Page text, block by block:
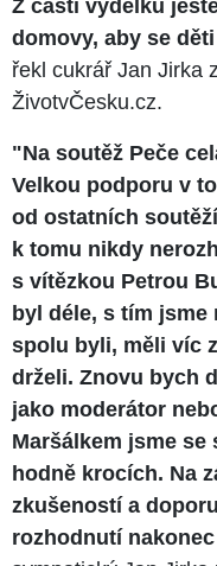
Z části výdělku
domovy, aby se
řekl cukrář Jan Jirka
ŽivotvČesku.cz.
"Na soutěž Peče
Velkou podporu v
od ostatních
k tomu nikdy
s vítězkou Petrou
byl déle, s tím jsme
spolu byli, měli víc
drželi. Znovu bych
jako moderátor
Maršálkem jsme
hodně krocích. Na
zkušeností a
rozhodnutí